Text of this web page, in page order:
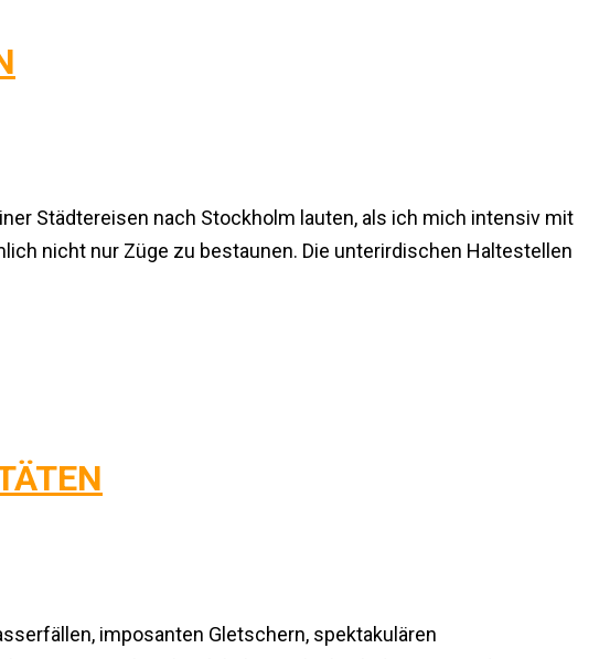
Städtereisen nach Stockholm lauten, als ich mich intensiv mit
nicht nur Züge zu bestaunen. Die unterirdischen Haltestellen
imposanten Gletschern, spektakulären